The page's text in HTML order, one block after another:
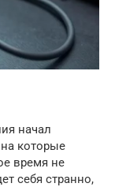
начал
которые
время не
себя странно,